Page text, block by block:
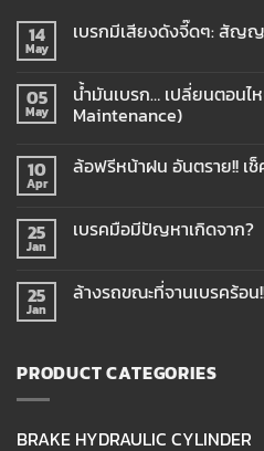
14
May
เบรกมีเสียงดังจี๊ดๆ: สัญญ
05
May
น้ำมันเบรก… เปลี่ยนตอนไ
Maintenance)
10
Apr
ล้อฟรีหน้าฝน อันตราย!! เ
25
Jan
เบรคมือมีปัญหาเกิดจาก?
25
Jan
ล้างรถขณะที่จานเบรคร้อน
PRODUCT CATEGORIES
BRAKE HYDRAULIC CYLINDER